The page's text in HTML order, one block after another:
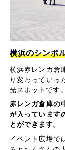
横浜のシンボ
横浜赤レンガ倉
り変わっていっ
光スポットです。
赤レンガ倉庫の
が入っています
とができます。
イベント広場で